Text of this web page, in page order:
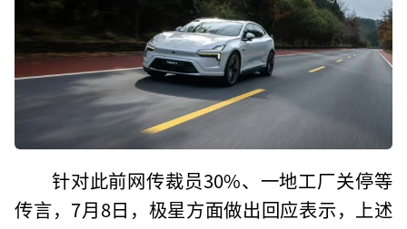
针对此前网传裁员30%、一地工厂关停等
传言，7月8日，极星方面做出回应表示，上述